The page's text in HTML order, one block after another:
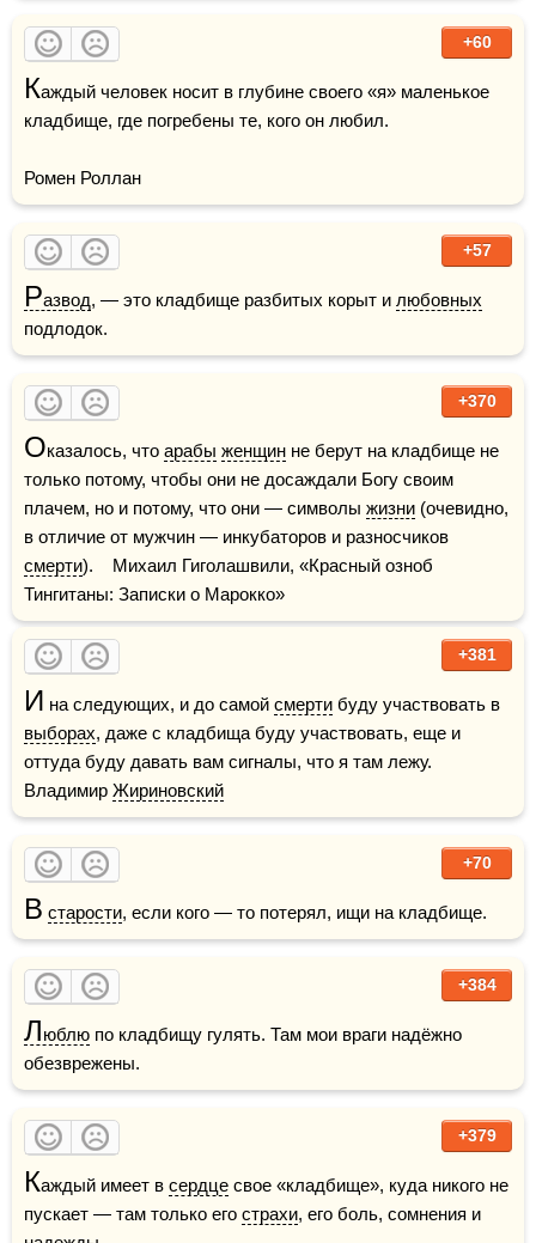
+60
Каждый человек носит в глубине своего «я» маленькое
кладбище, где погребены те, кого он любил.
Ромен Роллан
+57
Развод, — это кладбище разбитых корыт и любовных
подлодок.
+370
Оказалось, что арабы женщин не берут на кладбище не
только потому, чтобы они не досаждали Богу своим
плачем, но и потому, что они — символы жизни (очевидно,
смерти).    Михаил Гиголашвили, «Красный озноб
Тингитаны: Записки о Марокко»
+381
И на следующих, и до самой смерти
выборах, даже с кладбища буду участвовать, еще и
оттуда буду давать вам сигналы, что я там лежу.
Владимир Жириновский
+70
В старости, если кого — то потерял, ищи на кладбище.
+384
Люблю по кладбищу гулять. Там мои враги надёжно
обезврежены.
+379
Каждый имеет в сердце свое «кладбище», куда никого не
пускает — там только его страхи, его боль, сомнения и